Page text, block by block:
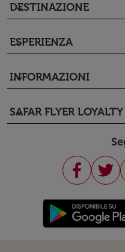
DESTINAZIONE
keyboard_arrow_down
ESPERIENZA
keyboard_arrow_down
INFORMAZIONI
keyboard_arrow_down
SAFAR FLYER LOYALTY
keyboard_arrow_down